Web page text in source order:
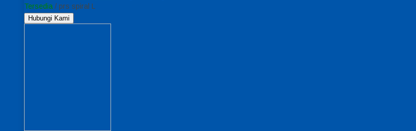
Tersedia / prs spiral L
Hubungi Kami